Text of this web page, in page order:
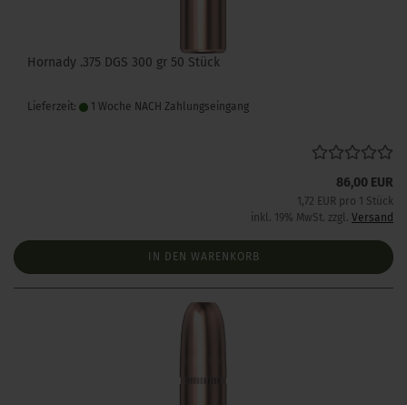
Hornady .375 DGS 300 gr 50 Stück
Lieferzeit: 1 Woche NACH Zahlungseingang
86,00 EUR
1,72 EUR pro 1 Stück
inkl. 19% MwSt. zzgl. Versand
IN DEN WARENKORB